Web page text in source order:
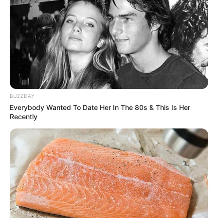
Participe do nosso grupo do
WhatsApp!
Fique informado em tempo real sobre as principais
notícias de Paraguaçu Paulista e região
Clique aqui para entrar no grupo
BUZZDAY
Everybody Wanted To Date Her In The 80s & This Is Her
Recently